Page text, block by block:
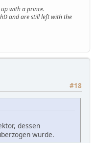
with a prince.
and are still left with the
#18
dessen
wurde.